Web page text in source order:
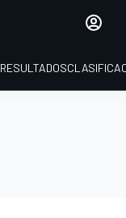
RESULTADOS